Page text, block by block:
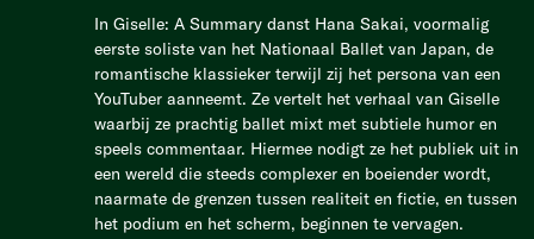
In Giselle: A Summary danst Hana Sakai, voormalig
eerste soliste van het Nationaal Ballet van Japan, de
romantische klassieker terwijl zij het persona van een
YouTuber aanneemt. Ze vertelt het verhaal van Giselle
waarbij ze prachtig ballet mixt met subtiele humor en
speels commentaar. Hiermee nodigt ze het publiek uit in
een wereld die steeds complexer en boeiender wordt,
naarmate de grenzen tussen realiteit en fictie, en tussen
het podium en het scherm, beginnen te vervagen.